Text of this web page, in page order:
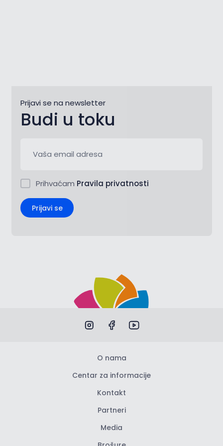
Prijavi se na newsletter
Budi u toku
Prihvaćam Pravila privatnosti
Prijavi se
O nama
Centar za informacije
Kontakt
Partneri
Media